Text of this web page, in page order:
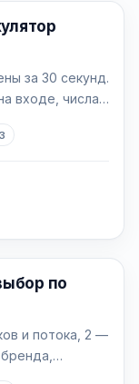
за 30 секунд.
входе, числа
по
и потока, 2 —